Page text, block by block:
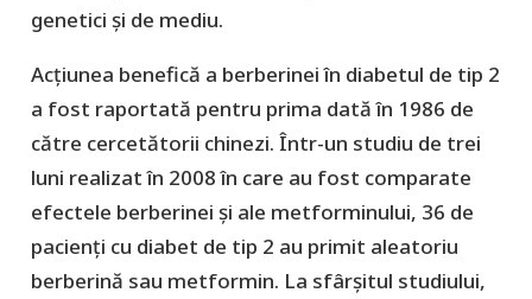
genetici și de mediu.
Acțiunea benefică a berberinei în diabetul de tip 2
a fost raportată pentru prima dată în 1986 de
către cercetătorii chinezi. Într-un studiu de trei
luni realizat în 2008 în care au fost comparate
efectele berberinei și ale metforminului, 36 de
pacienți cu diabet de tip 2 au primit aleatoriu
berberină sau metformin. La sfârșitul studiului,